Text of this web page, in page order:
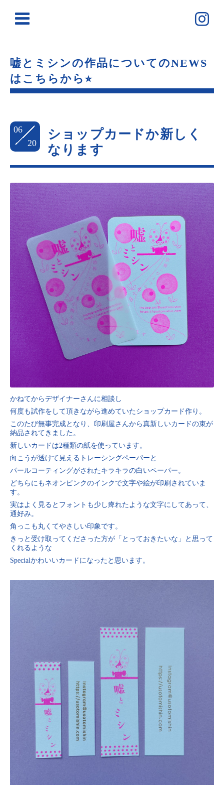
嘘とミシンの作品についてのNEWS
はこちらから⭐︎
06
20
ショップカードか新しく
なります
かねてからデザイナーさんに相談し
何度も試作をして頂きながら進めていたショップカード作り。
このたび無事完成となり、印刷屋さんから真新しいカードの束が
納品されてきました。
新しいカードは2種類の紙を使っています。
向こうが透けて見えるトレーシングペーパーと
パールコーティングがされたキラキラの白いペーパー。
どちらにもネオンピンクのインクで文字や絵が印刷されていま
す。
実はよく見るとフォントも少し痺れたような文字にしてあって、
通好み。
角っこも丸くてやさしい印象です。
きっと受け取ってくださった方が「とっておきたいな」と思って
くれるような
Specialかわいいカードになったと思います。